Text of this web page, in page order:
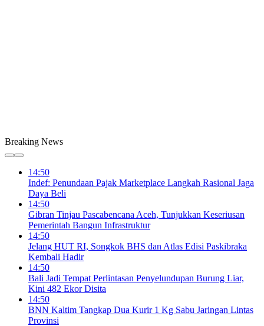
Breaking News
14:50
Indef: Penundaan Pajak Marketplace Langkah Rasional Jaga
Daya Beli
14:50
Gibran Tinjau Pascabencana Aceh, Tunjukkan Keseriusan
Pemerintah Bangun Infrastruktur
14:50
Jelang HUT RI, Songkok BHS dan Atlas Edisi Paskibraka
Kembali Hadir
14:50
Bali Jadi Tempat Perlintasan Penyelundupan Burung Liar,
Kini 482 Ekor Disita
14:50
BNN Kaltim Tangkap Dua Kurir 1 Kg Sabu Jaringan Lintas
Provinsi